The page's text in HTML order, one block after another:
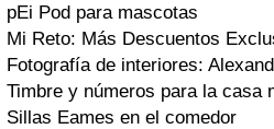
pEi Pod para mascotas
Mi Reto: Más Descuentos
Fotografía de interiores:
Timbre y números para la casa
Sillas Eames en el comedor